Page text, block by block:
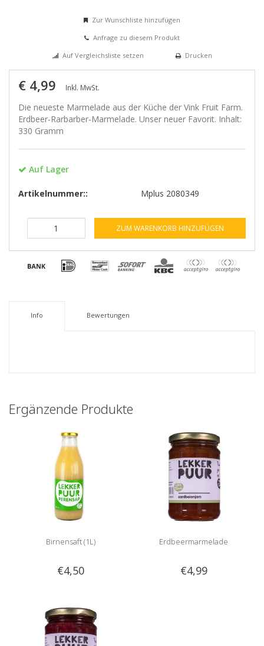
Zur Wunschliste hinzufügen
Anfrage zu diesem Produkt
Auf Vergleichsliste setzen
Drucken
€ 4,99 Inkl. MwSt.
Die neueste Marmelade aus der Küche der Vink Fruit Farm.
Erdbeer-Rarbarber-Marmelade. Unser neuer Favorit. Inhalt:
330 Gramm
Auf Lager
Artikelnummer:: Mplus 2080349
ZUM WARENKORB HINZUFÜGEN
Info Bewertungen
Ergänzende Produkte
Birnensaft (1L)
€4,50
Erdbeermarmelade
€4,99